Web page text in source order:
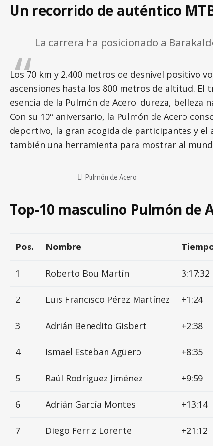
Un recorrido de auténtico
La carrera ha posicionado a
Los 70 km y 2.400 metros de desnivel positivo
ascensiones hasta los 800 metros de altitud. El
esencia de la Pulmón de Acero: dureza, belleza
Con su 10º aniversario, la Pulmón de Acero
deportivo, la gran acogida de participantes y el
también una herramienta para mostrar al
Pulmón de Acero
Top-10 masculino Pulmón de
Pos. Nombre
1 Roberto Bou Martín 3:17:32
2 Luis Francisco Pérez Martínez +1:24
3 Adrián Benedito Gisbert +2:38
4 Ismael Esteban Agüero +8:35
5 Raúl Rodríguez Jiménez +9:59
6 Adrián García Montes +13:14
7 Diego Ferriz Lorente +21:12